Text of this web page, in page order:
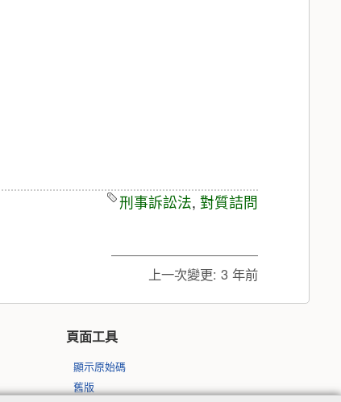
刑事訴訟法, 對質詰問
上一次變更: 3 年前
頁面工具
顯示原始碼
舊版